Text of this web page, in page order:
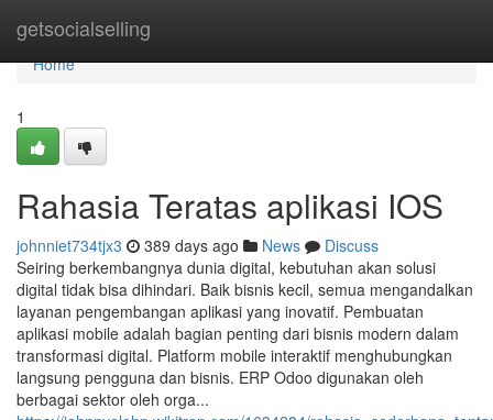
getsocialselling
Home
Home
1
Rahasia Teratas aplikasi IOS
johnniet734tjx3 389 days ago News
Discuss
Seiring berkembangnya dunia digital, kebutuhan akan solusi
digital tidak bisa dihindari. Baik bisnis kecil, semua mengandalkan
layanan pengembangan aplikasi yang inovatif. Pembuatan
aplikasi mobile adalah bagian penting dari bisnis modern dalam
transformasi digital. Platform mobile interaktif menghubungkan
langsung pengguna dan bisnis. ERP Odoo digunakan oleh
berbagai sektor oleh orga...